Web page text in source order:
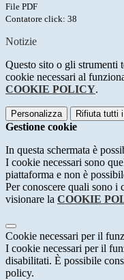
File PDF
Contatore click: 38
Notizie
Questo sito o gli strumenti
cookie necessari al
COOKIE POLICY.
Personalizza Rifiuta tutti
Gestione cookie
In questa schermata è
I cookie necessari sono
piattaforma e non è
Per conoscere quali sono i
visionare la COOKIE
Cookie necessari per il
I cookie necessari per il
disabilitati. È possibile
policy.